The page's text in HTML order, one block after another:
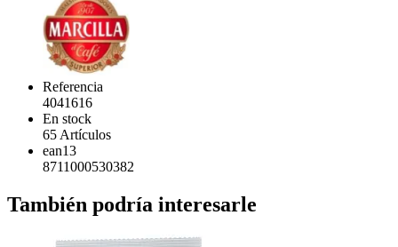
Referencia
4041616
En stock
65 Artículos
ean13
8711000530382
También podría interesarle